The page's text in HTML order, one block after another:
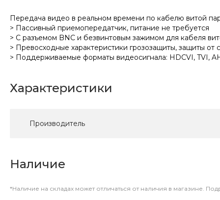
Передача видео в реальном времени по кабелю витой
> Пассивный приемопередатчик, питание не требуется
> С разъемом BNC и безвинтовым зажимом для кабеля
> Превосходные характеристики грозозащиты, защиты от
> Поддерживаемые форматы видеосигнала: HDCVI, TVI,
Характеристики
Производитель
Наличие
*Наличие на складах может отличаться от наличия в магазине.